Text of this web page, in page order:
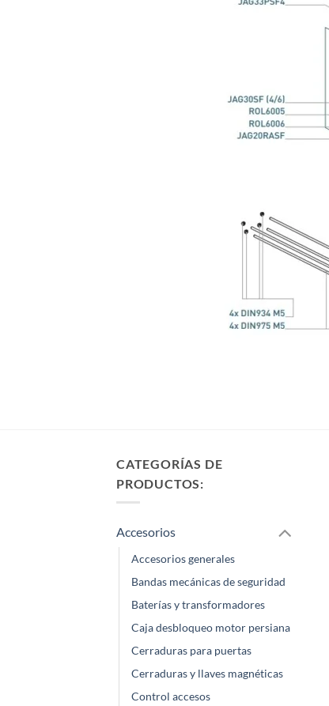
CATEGORÍAS DE
PRODUCTOS:
Accesorios
Accesorios generales
Bandas mecánicas de seguridad
Baterías y transformadores
Caja desbloqueo motor persiana
Cerraduras para puertas
Cerraduras y llaves magnéticas
Control accesos